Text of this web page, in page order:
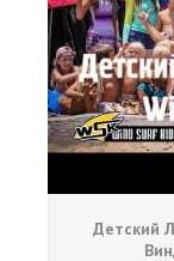
Детский